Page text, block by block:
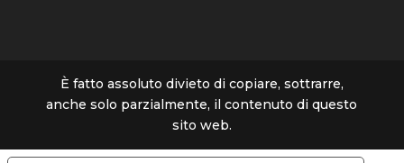
È fatto assoluto divieto di copiare, sottrarre,
anche solo parzialmente, il contenuto di questo
sito web.